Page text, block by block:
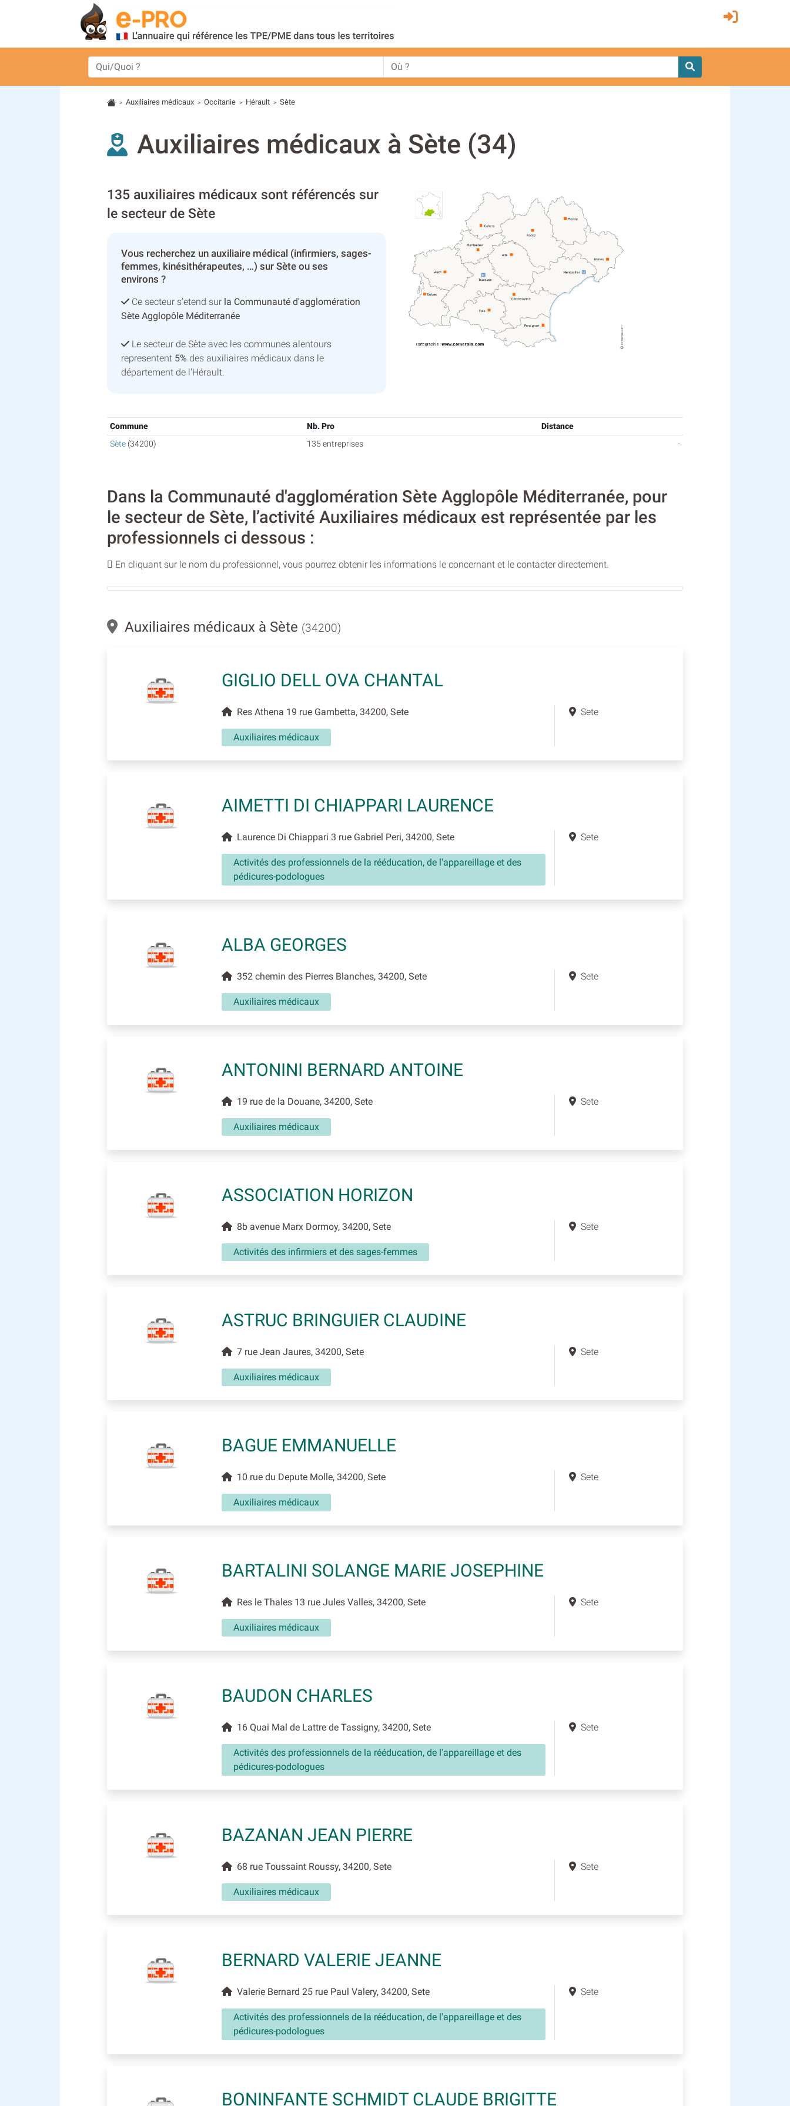
> Auxiliaires médicaux > Occitanie > Hérault > Sète
Auxiliaires médicaux à Sète (34)
135 auxiliaires médicaux sont référencés sur
le secteur de Sète
Vous recherchez un auxiliaire médical (infirmiers, sages-
femmes, kinésithérapeutes, …) sur Sète ou ses
environs ?
Ce secteur s’etend sur la Communauté d'agglomération
Sète Agglopôle Méditerranée
Le secteur de Sète avec les communes alentours
representent 5% des auxiliaires médicaux dans le
département de l'Hérault.
Commune Nb. Pro
Distance
Sète(34200) 135 entreprises -
Dans la Communauté d'agglomération Sète Agglopôle Méditerranée, pour
le secteur de Sète, l’activité Auxiliaires médicaux est représentée par les
professionnels ci dessous :
En cliquant sur le nom du professionnel, vous pourrez obtenir les informations le concernant et le contacter directement.
Auxiliaires médicaux à Sète (34200)
GIGLIO DELL OVA CHANTAL
Res Athena 19 rue Gambetta, 34200, Sete
Auxiliaires médicaux
Sete
AIMETTI DI CHIAPPARI LAURENCE
Laurence Di Chiappari 3 rue Gabriel Peri, 34200, Sete
Activités des professionnels de la rééducation, de l'appareillage et des
pédicures-podologues
Sete
ALBA GEORGES
352 chemin des Pierres Blanches, 34200, Sete
Auxiliaires médicaux
Sete
ANTONINI BERNARD ANTOINE
19 rue de la Douane, 34200, Sete
Auxiliaires médicaux
Sete
ASSOCIATION HORIZON
8b avenue Marx Dormoy, 34200, Sete
Activités des infirmiers et des sages-femmes
Sete
ASTRUC BRINGUIER CLAUDINE
7 rue Jean Jaures, 34200, Sete
Auxiliaires médicaux
Sete
BAGUE EMMANUELLE
10 rue du Depute Molle, 34200, Sete
Auxiliaires médicaux
Sete
BARTALINI SOLANGE MARIE JOSEPHINE
Res le Thales 13 rue Jules Valles, 34200, Sete
Auxiliaires médicaux
Sete
BAUDON CHARLES
16 Quai Mal de Lattre de Tassigny, 34200, Sete
Activités des professionnels de la rééducation, de l'appareillage et des
pédicures-podologues
Sete
BAZANAN JEAN PIERRE
68 rue Toussaint Roussy, 34200, Sete
Auxiliaires médicaux
Sete
BERNARD VALERIE JEANNE
Valerie Bernard 25 rue Paul Valery, 34200, Sete
Activités des professionnels de la rééducation, de l'appareillage et des
pédicures-podologues
Sete
BONINFANTE SCHMIDT CLAUDE BRIGITTE